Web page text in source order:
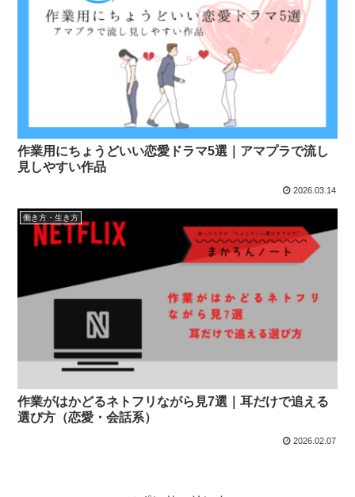
作業用にちょうどいい恋愛ドラマ5選｜アマプラで流し
見しやすい作品
2026.03.14
働き方・生き方
作業がはかどるネトフリながら見7選｜耳だけで追える
選び方（恋愛・会話系）
2026.02.07